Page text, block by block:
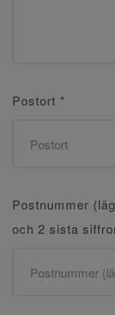
Postort *
Postnummer
och 2 sista